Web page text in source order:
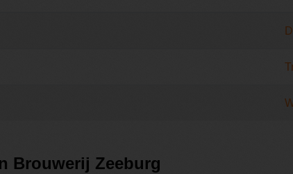
Brouwerij Zeeburg